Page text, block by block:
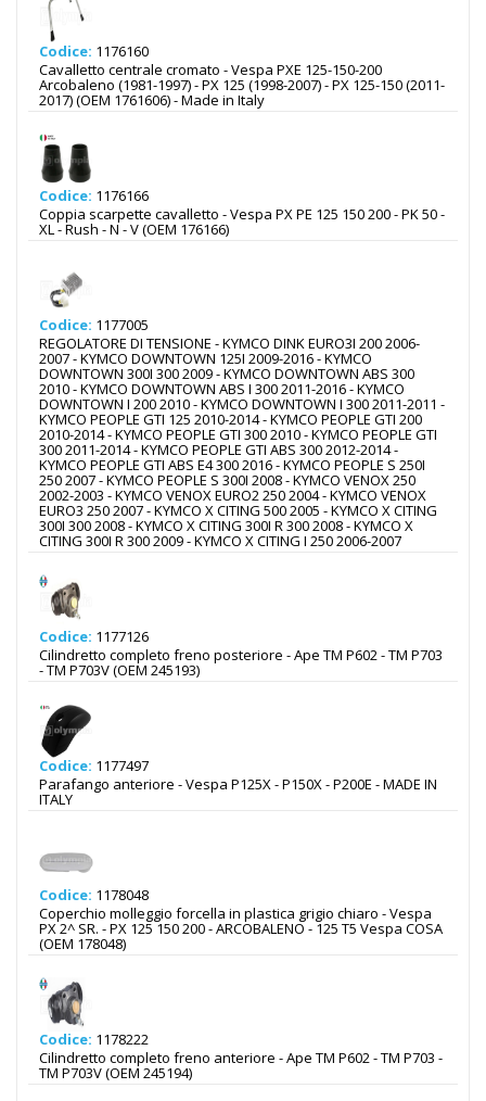
Codice: 1176160
Cavalletto centrale cromato - Vespa PXE 125-150-200
Arcobaleno (1981-1997) - PX 125 (1998-2007) - PX 125-150 (2011-
2017) (OEM 1761606) - Made in Italy
Codice: 1176166
Coppia scarpette cavalletto - Vespa PX PE 125 150 200 - PK 50 -
XL - Rush - N - V (OEM 176166)
Codice: 1177005
REGOLATORE DI TENSIONE - KYMCO DINK EURO3I 200 2006-
2007 - KYMCO DOWNTOWN 125I 2009-2016 - KYMCO
DOWNTOWN 300I 300 2009 - KYMCO DOWNTOWN ABS 300
2010 - KYMCO DOWNTOWN ABS I 300 2011-2016 - KYMCO
DOWNTOWN I 200 2010 - KYMCO DOWNTOWN I 300 2011-2011 -
KYMCO PEOPLE GTI 125 2010-2014 - KYMCO PEOPLE GTI 200
2010-2014 - KYMCO PEOPLE GTI 300 2010 - KYMCO PEOPLE GTI
300 2011-2014 - KYMCO PEOPLE GTI ABS 300 2012-2014 -
KYMCO PEOPLE GTI ABS E4 300 2016 - KYMCO PEOPLE S 250I
250 2007 - KYMCO PEOPLE S 300I 2008 - KYMCO VENOX 250
2002-2003 - KYMCO VENOX EURO2 250 2004 - KYMCO VENOX
EURO3 250 2007 - KYMCO X CITING 500 2005 - KYMCO X CITING
300I 300 2008 - KYMCO X CITING 300I R 300 2008 - KYMCO X
CITING 300I R 300 2009 - KYMCO X CITING I 250 2006-2007
Codice: 1177126
Cilindretto completo freno posteriore - Ape TM P602 - TM P703
- TM P703V (OEM 245193)
Codice: 1177497
Parafango anteriore - Vespa P125X - P150X - P200E - MADE IN
ITALY
Codice: 1178048
Coperchio molleggio forcella in plastica grigio chiaro - Vespa
PX 2^ SR. - PX 125 150 200 - ARCOBALENO - 125 T5 Vespa COSA
(OEM 178048)
Codice: 1178222
Cilindretto completo freno anteriore - Ape TM P602 - TM P703 -
TM P703V (OEM 245194)